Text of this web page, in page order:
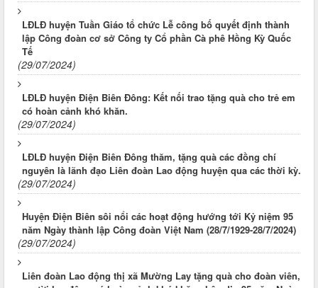
LĐLĐ huyện Tuần Giáo tổ chức Lễ công bố quyết định thành
lập Công đoàn cơ sở Công ty Cổ phần Cà phê Hồng Kỳ Quốc
Tế
(29/07/2024)
LĐLĐ huyện Điện Biên Đông: Kết nối trao tặng quà cho trẻ em
có hoàn cảnh khó khăn.
(29/07/2024)
LĐLĐ huyện Điện Biên Đông thăm, tặng quà các đồng chí
nguyên là lãnh đạo Liên đoàn Lao động huyện qua các thời kỳ.
(29/07/2024)
Huyện Điện Biên sôi nổi các hoạt động hướng tới Kỷ niệm 95
năm Ngày thành lập Công đoàn Việt Nam (28/7/1929-28/7/2024)
(29/07/2024)
Liên đoàn Lao động thị xã Mường Lay tặng quà cho đoàn viên,